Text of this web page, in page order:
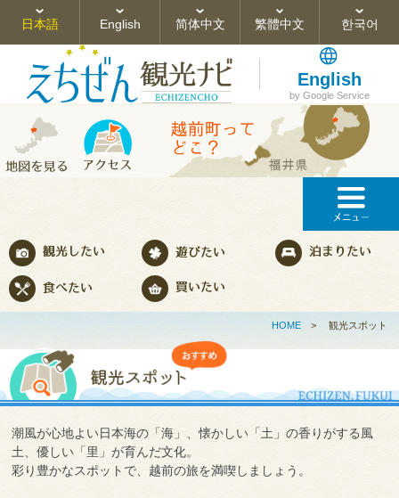
日本語 English 简体中文 繁體中文 한국어
English
by Google Service
HOME> 観光スポット
潮風が心地よい日本海の「海」、懐かしい「土」の香りがする風
土、優しい「里」が育んだ文化。
彩り豊かなスポットで、越前の旅を満喫しましょう。